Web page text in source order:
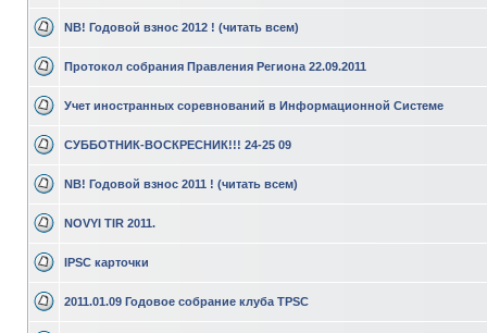
NB! Годовой взнос 2012 ! (читать всем)
Протокол собрания Правления Региона 22.09.2011
Учет иностранных соревнований в Информационной Системе
СУББОТНИК-ВОСКРЕСНИК!!! 24-25 09
NB! Годовой взнос 2011 ! (читать всем)
NOVYI TIR 2011.
IPSC карточки
2011.01.09 Годовое собрание клуба TPSC